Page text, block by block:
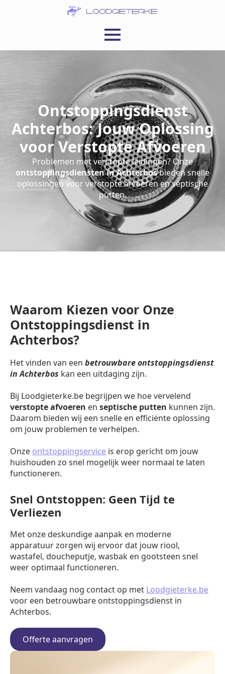
Ontstoppingsdienst
Achterbos: Jouw Oplossing
voor Verstopte Afvoeren
Problemen met verstopte leidingen? Onze
ontstoppingsdiensten in Achterbosbieden snelle
oplossingen voor verstopte afvoeren en septische
putten.
Waarom Kiezen voor Onze
Ontstoppingsdienst in
Achterbos?
Het vinden van een betrouwbare ontstoppingsdienst
in Achterbos kan een uitdaging zijn.
Bij Loodgieterke.be begrijpen we hoe vervelend
verstopte afvoeren en septische putten kunnen zijn.
Daarom bieden wij een snelle en efficiënte oplossing
om jouw problemen te verhelpen.
Onze ontstoppingservice is erop gericht om jouw
huishouden zo snel mogelijk weer normaal te laten
functioneren.
Snel Ontstoppen: Geen Tijd te
Verliezen
Met onze deskundige aanpak en moderne
apparatuur zorgen wij ervoor dat jouw riool,
wastafel, doucheputje, wasbak en gootsteen snel
weer optimaal functioneren.
Neem vandaag nog contact op met Loodgieterke.be
voor een betrouwbare ontstoppingsdienst in
Achterbos.
Offerte aanvragen